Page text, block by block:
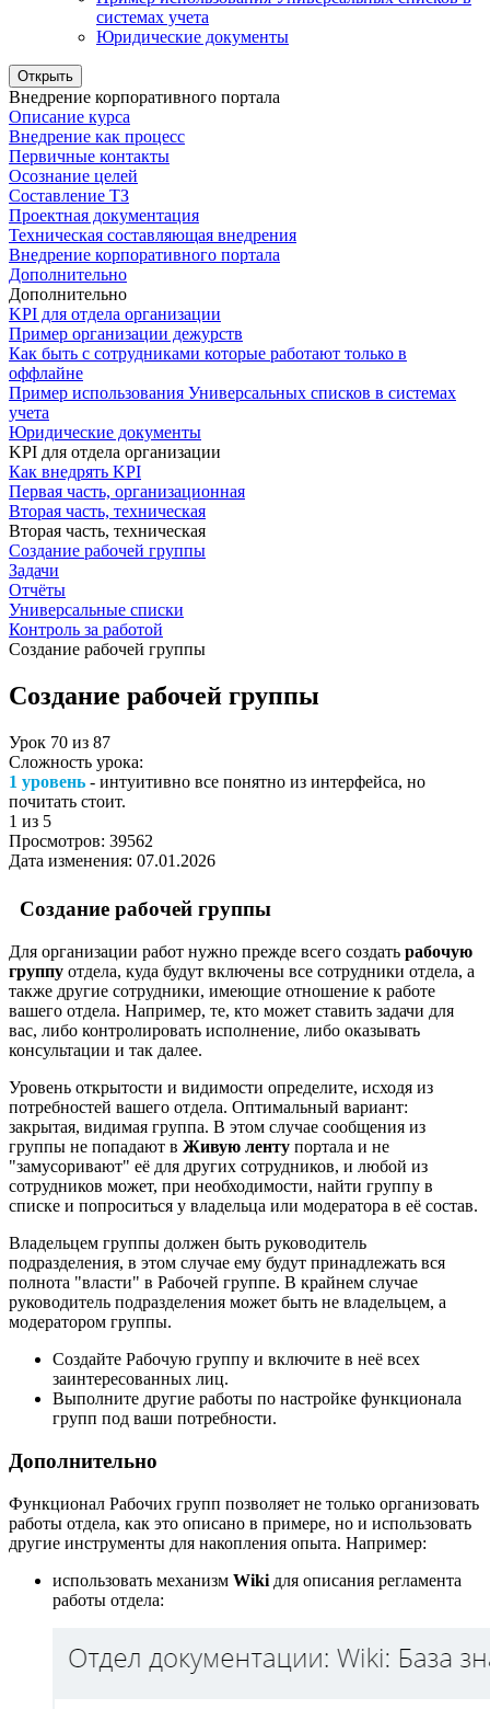
системах учета
Юридические документы
Открыть
Внедрение корпоративного портала
Описание курса
Внедрение как процесс
Первичные контакты
Осознание целей
Составление ТЗ
Проектная документация
Техническая составляющая внедрения
Внедрение корпоративного портала
Дополнительно
Дополнительно
KPI для отдела организации
Пример организации дежурств
Как быть с сотрудниками которые работают только в
оффлайне
Пример использования Универсальных списков в системах
учета
Юридические документы
KPI для отдела организации
Как внедрять KPI
Первая часть, организационная
Вторая часть, техническая
Вторая часть, техническая
Создание рабочей группы
Задачи
Отчёты
Универсальные списки
Контроль за работой
Создание рабочей группы
Создание рабочей группы
Урок 70 из 87
Сложность урока:
1 уровень - интуитивно все понятно из интерфейса, но
почитать стоит.
1 из 5
Просмотров: 39562
Дата изменения: 07.01.2026
Создание рабочей группы
Для организации работ нужно прежде всего создать рабочую
группу отдела, куда будут включены все сотрудники отдела, а
также другие сотрудники, имеющие отношение к работе
вашего отдела. Например, те, кто может ставить задачи для
вас, либо контролировать исполнение, либо оказывать
консультации и так далее.
Уровень открытости и видимости определите, исходя из
потребностей вашего отдела. Оптимальный вариант:
закрытая, видимая группа. В этом случае сообщения из
группы не попадают в Живую ленту портала и не
"замусоривают" её для других сотрудников, и любой из
сотрудников может, при необходимости, найти группу в
списке и попроситься у владельца или модератора в её состав.
Владельцем группы должен быть руководитель
подразделения, в этом случае ему будут принадлежать вся
полнота "власти" в Рабочей группе. В крайнем случае
руководитель подразделения может быть не владельцем, а
модератором группы.
Создайте Рабочую группу и включите в неё всех
заинтересованных лиц.
Выполните другие работы по настройке функционала
групп под ваши потребности.
Дополнительно
Функционал Рабочих групп позволяет не только организовать
работы отдела, как это описано в примере, но и использовать
другие инструменты для накопления опыта. Например:
использовать механизм Wiki для описания регламента
работы отдела: